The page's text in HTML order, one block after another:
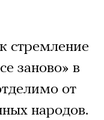
стремление
заново» в
от
народов.